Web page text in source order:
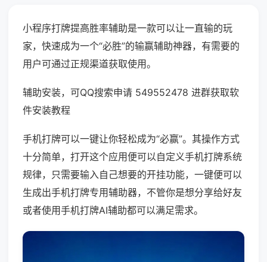
小程序打牌提高胜率辅助是一款可以让一直输的玩
家，快速成为一个“必胜”的输赢辅助神器，有需要的
用户可通过正规渠道获取使用。
辅助安装，可QQ搜索申请 549552478 进群获取软
件安装教程
手机打牌可以一键让你轻松成为“必赢”。其操作方式
十分简单，打开这个应用便可以自定义手机打牌系统
规律，只需要输入自己想要的开挂功能，一键便可以
生成出手机打牌专用辅助器，不管你是想分享给好友
或者使用手机打牌AI辅助都可以满足需求。